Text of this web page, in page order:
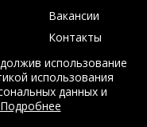
Вакансии
Контакты
использование
использования
данных и
Подробнее